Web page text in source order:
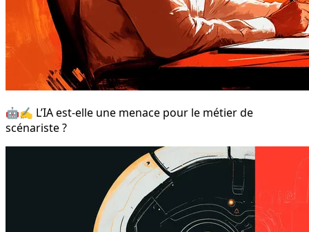
🤖✍️ L’IA est-elle une menace pour le métier de
scénariste ?